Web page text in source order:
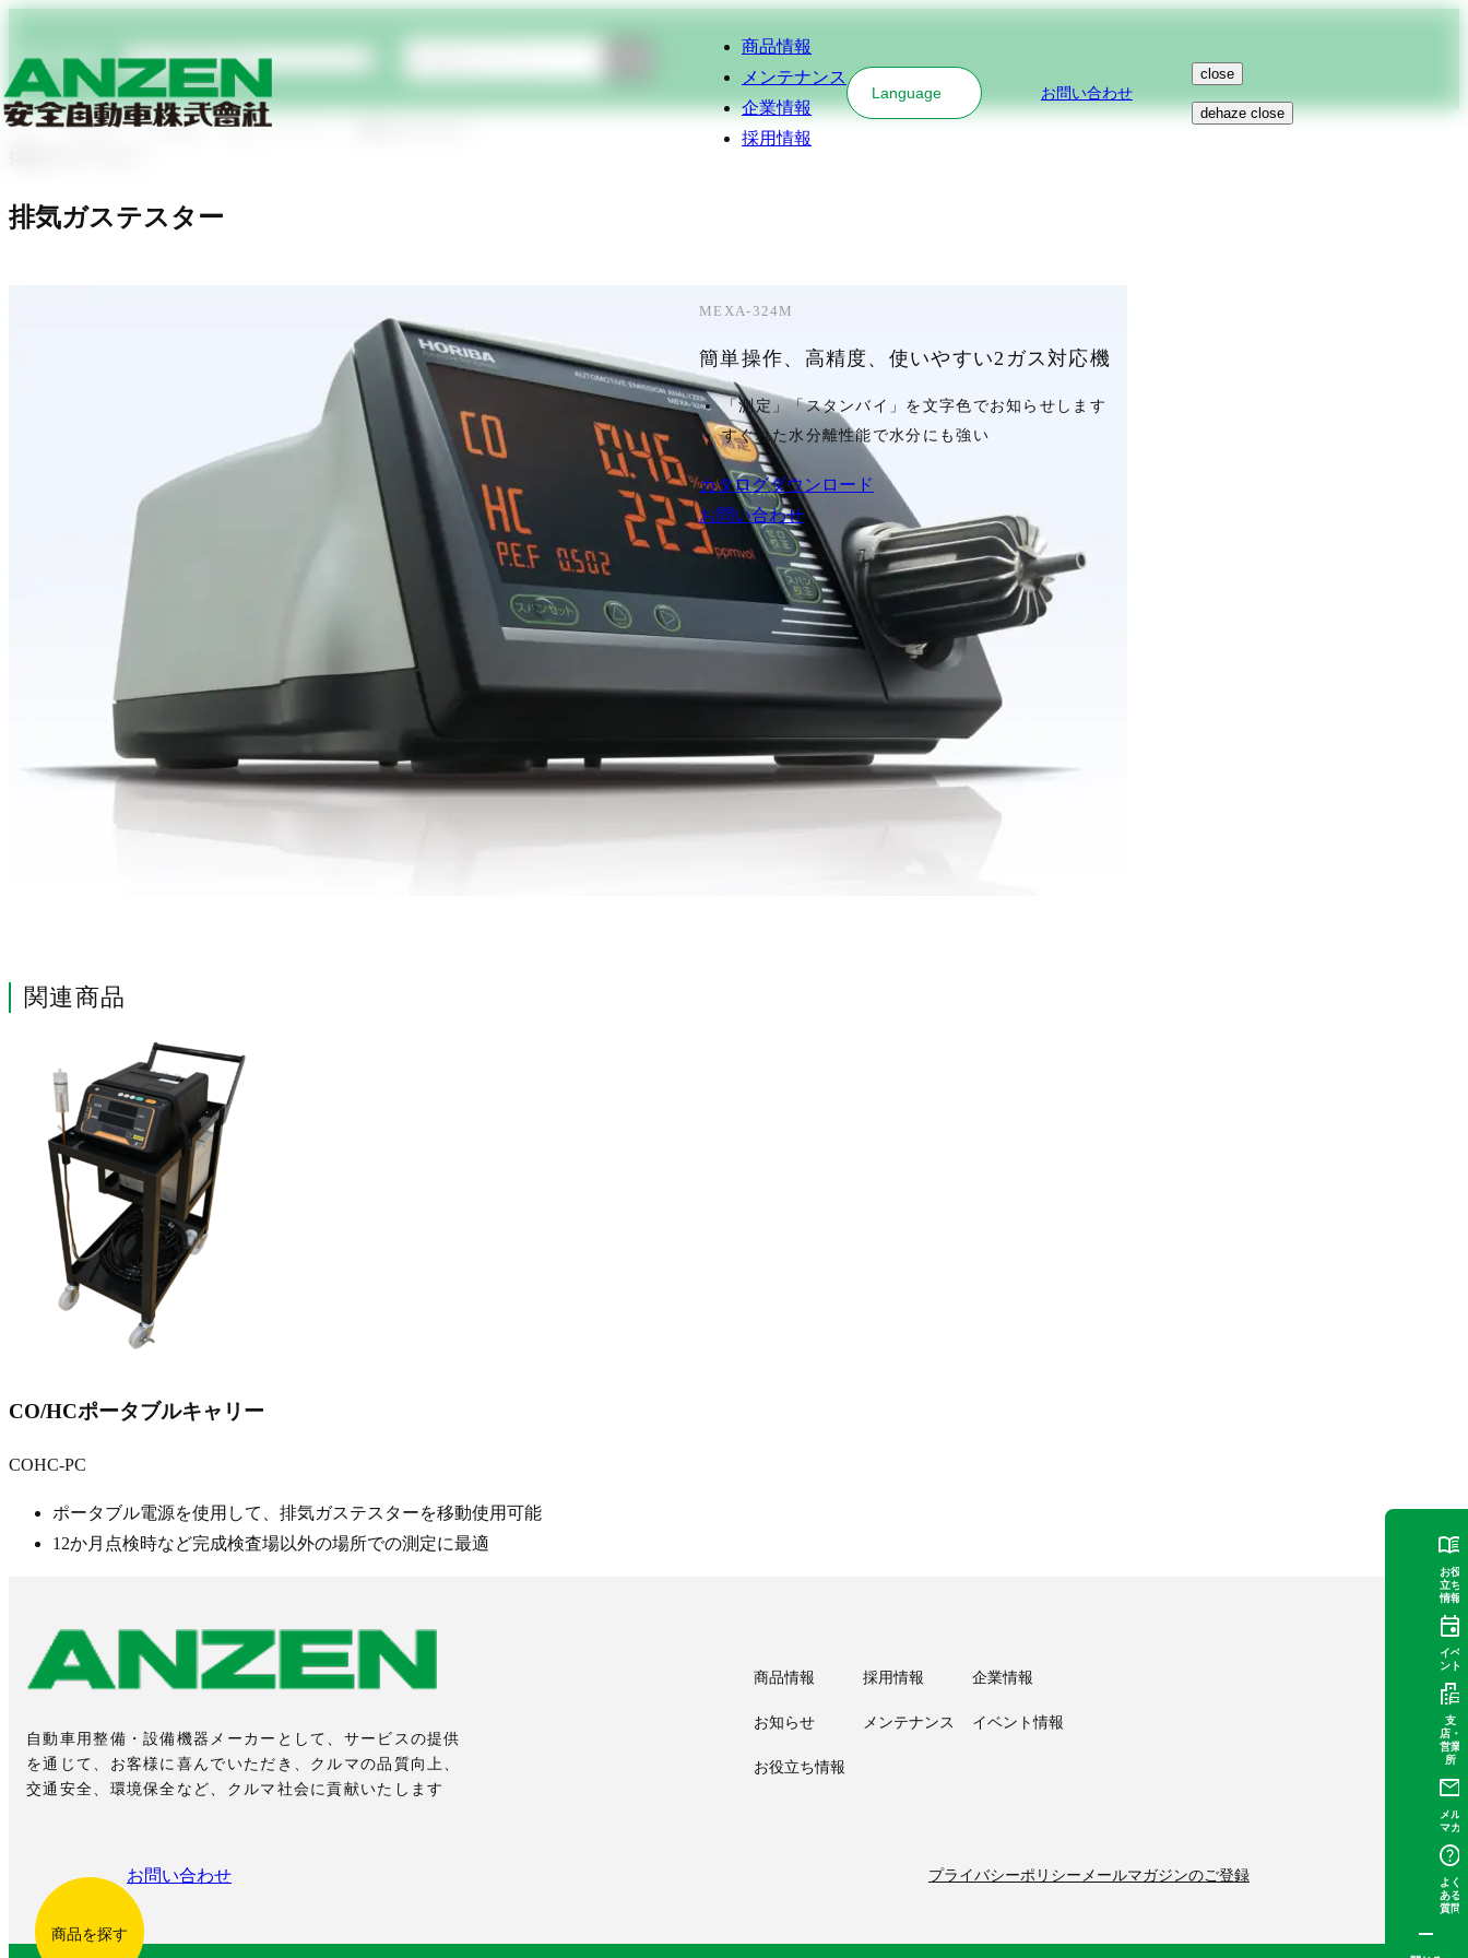
商品情報
メンテナンス
企業情報
採用情報
Language お問い合わせ
close
dehaze close
商品検索
Home 商品情報 車検機器 排気ガステスター
排気ガステスター
MEXA-324M
簡単操作、高精度、使いやすい2ガス対応機
「測定」「スタンバイ」を文字色でお知らせします
すぐれた水分離性能で水分にも強い
カタログダウンロード
お問い合わせ
関連商品
CO/HCポータブルキャリー
COHC-PC
ポータブル電源を使用して、排気ガステスターを移動使用可能
12か月点検時など完成検査場以外の場所での測定に最適
自動車用整備・設備機器メーカーとして、サービスの提供
を通じて、お客様に喜んでいただき、クルマの品質向上、
交通安全、環境保全など、クルマ社会に貢献いたします
商品情報 採用情報 企業情報
お知らせ メンテナンス イベント情報
お役立ち情報
お問い合わせ プライバシーポリシー メールマガジンのご登録
商品を探す
お役
立ち
情報
イベ
ント
支
店・
営業
所
メル
マガ
よく
ある
質問